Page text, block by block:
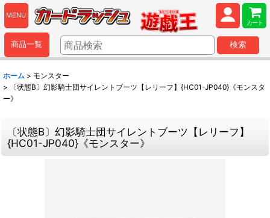
MENU
カート
商品一覧 検索
ホーム > モンスター
>
〔状態B〕幻影騎士団サイレントブーツ【レリーフ】{HC01-JP040}《モンスタ
ー》
〔状態B〕幻影騎士団サイレントブーツ【レリーフ】
{HC01-JP040}《モンスター》